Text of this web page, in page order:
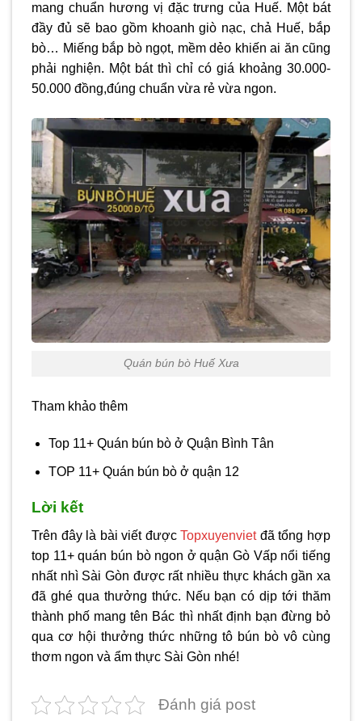
mang chuẩn hương vị đặc trưng của Huế. Một bát
đầy đủ sẽ bao gồm khoanh giò nạc, chả Huế, bắp
bò… Miếng bắp bò ngọt, mềm dẻo khiến ai ăn cũng
phải nghiện. Một bát thì chỉ có giá khoảng 30.000-
50.000 đồng,đúng chuẩn vừa rẻ vừa ngon.
Quán bún bò Huế Xưa
Tham khảo thêm
Top 11+ Quán bún bò ở Quận Bình Tân
TOP 11+ Quán bún bò ở quận 12
Lời kết
Trên đây là bài viết đượcTopxuyenvietđã tổng hợp
top 11+ quán bún bò ngon ở quận Gò Vấp nổi tiếng
nhất nhì Sài Gòn được rất nhiều thực khách gần xa
đã ghé qua thưởng thức. Nếu bạn có dịp tới thăm
thành phố mang tên Bác thì nhất định bạn đừng bỏ
qua cơ hội thưởng thức những tô bún bò vô cùng
thơm ngon và ẩm thực Sài Gòn nhé!
Đánh giá post